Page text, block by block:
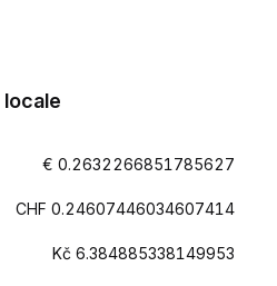
locale
€ 0.2632266851785627
CHF 0.24607446034607414
Kč 6.384885338149953